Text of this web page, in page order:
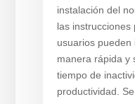
instalación del
las instrucciones
usuarios
manera rápida y
tiempo de
productividad.